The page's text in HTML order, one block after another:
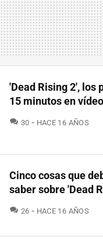
'Dead Rising 2', los
15 minutos en vídeo
30 COMENTARIOS
HACE 16 AÑOS
Cinco cosas que
saber sobre 'Dead
26 COMENTARIOS
HACE 16 AÑOS